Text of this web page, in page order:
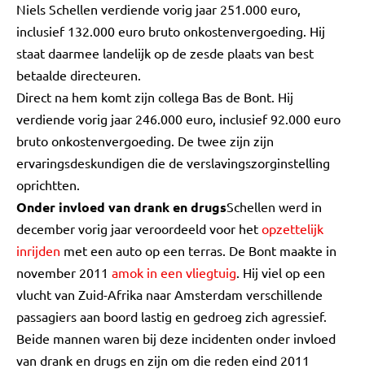
Niels Schellen verdiende vorig jaar 251.000 euro,
inclusief 132.000 euro bruto onkostenvergoeding. Hij
staat daarmee landelijk op de zesde plaats van best
betaalde directeuren.
Direct na hem komt zijn collega Bas de Bont. Hij
verdiende vorig jaar 246.000 euro, inclusief 92.000 euro
bruto onkostenvergoeding. De twee zijn zijn
ervaringsdeskundigen die de verslavingszorginstelling
oprichtten.
Onder invloed van drank en drugsSchellen werd in
december vorig jaar veroordeeld voor het opzettelijk
inrijden met een auto op een terras. De Bont maakte in
november 2011 amok in een vliegtuig. Hij viel op een
vlucht van Zuid-Afrika naar Amsterdam verschillende
passagiers aan boord lastig en gedroeg zich agressief.
Beide mannen waren bij deze incidenten onder invloed
van drank en drugs en zijn om die reden eind 2011